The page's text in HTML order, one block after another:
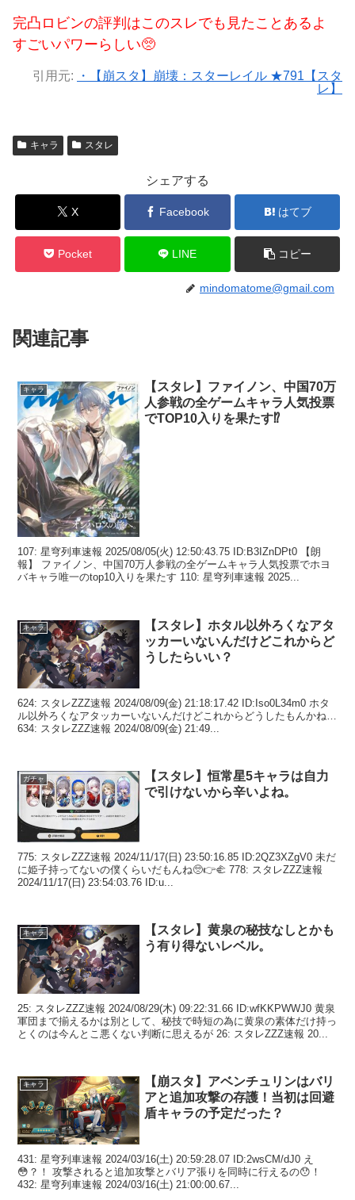
完凸ロビンの評判はこのスレでも見たことあるよ
すごいパワーらしい🥺
引用元:
・【崩スタ】崩壊：スターレイル ★791【スタ
レ】
キャラ スタレ
シェアする
X Facebook はてブ
Pocket LINE コピー
mindomatome@gmail.com
関連記事
キャラ
【スタレ】ファイノン、中国70万
人参戦の全ゲームキャラ人気投票
でTOP10入りを果たす⁉
107: 星穹列車速報 2025/08/05(火) 12:50:43.75 ID:B3IZnDPt0 【朗
報】 ファイノン、中国70万人参戦の全ゲームキャラ人気投票でホヨ
バキャラ唯一のtop10入りを果たす 110: 星穹列車速報 2025...
キャラ
【スタレ】ホタル以外ろくなアタ
ッカーいないんだけどこれからど
うしたらいい？
624: スタレZZZ速報 2024/08/09(金) 21:18:17.42 ID:Iso0L34m0 ホタ
ル以外ろくなアタッカーいないんだけどこれからどうしたもんかね…
634: スタレZZZ速報 2024/08/09(金) 21:49...
ガチャ
【スタレ】恒常星5キャラは自力
で引けないから辛いよね。
775: スタレZZZ速報 2024/11/17(日) 23:50:16.85 ID:2QZ3XZgV0 未だ
に姫子持ってないの僕くらいだもんね🥺👉🫲 778: スタレZZZ速報
2024/11/17(日) 23:54:03.76 ID:u...
キャラ
【スタレ】黄泉の秘技なしとかも
う有り得ないレベル。
25: スタレZZZ速報 2024/08/29(木) 09:22:31.66 ID:wfKKPWWJ0 黄泉
軍団まで揃えるかは別として、秘技で時短の為に黄泉の素体だけ持っ
とくのは今んとこ悪くない判断に思えるが 26: スタレZZZ速報 20...
キャラ
【崩スタ】アベンチュリンはバリ
アと追加攻撃の存護！当初は回避
盾キャラの予定だった？
431: 星穹列車速報 2024/03/16(土) 20:59:28.07 ID:2wsCM/dJ0 え
😳？！ 攻撃されると追加攻撃とバリア張りを同時に行えるの😯！
432: 星穹列車速報 2024/03/16(土) 21:00:00.67...